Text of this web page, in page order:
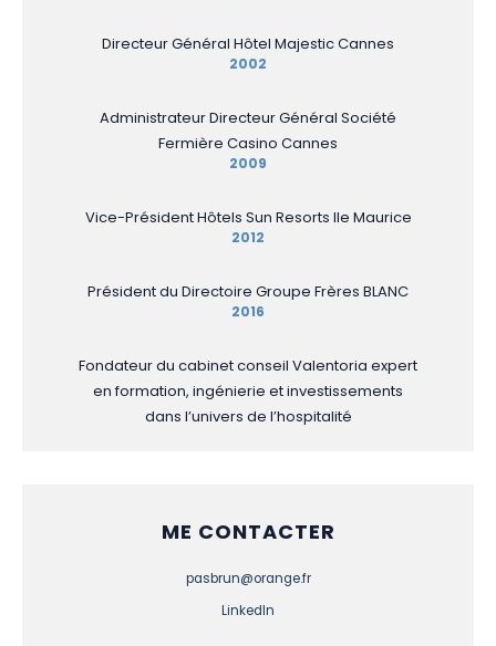
Directeur Général Hôtel Majestic Cannes
2002
Administrateur Directeur Général Société
Fermière Casino Cannes
2009
Vice-Président Hôtels Sun Resorts Ile Maurice
2012
Président du Directoire Groupe Frères BLANC
2016
Fondateur du cabinet conseil Valentoria expert
en formation, ingénierie et investissements
dans l’univers de l’hospitalité
ME CONTACTER
pasbrun@orange.fr
LinkedIn